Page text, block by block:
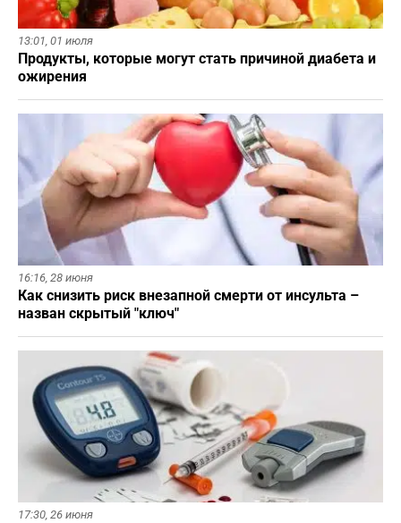
13:01, 01 июля
Продукты, которые могут стать причиной диабета и
ожирения
16:16, 28 июня
Как снизить риск внезапной смерти от инсульта –
назван скрытый "ключ"
17:30, 26 июня